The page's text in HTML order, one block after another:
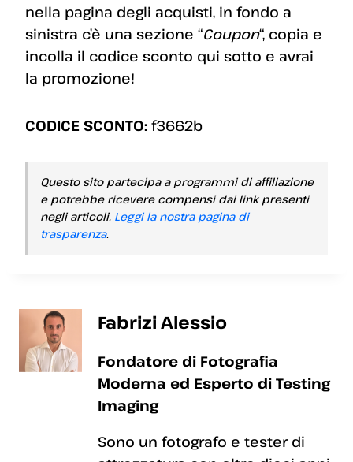
nella pagina degli acquisti, in fondo a
sinistra c’è una sezione “Coupon“, copia e
incolla il codice sconto qui sotto e avrai
la promozione!
CODICE SCONTO: f3662b
Questo sito partecipa a programmi di affiliazione
e potrebbe ricevere compensi dai link presenti
negli articoli. Leggi la nostra pagina di
trasparenza.
Fabrizi Alessio
Fondatore di Fotografia
Moderna ed Esperto di Testing
Imaging
Sono un fotografo e tester di